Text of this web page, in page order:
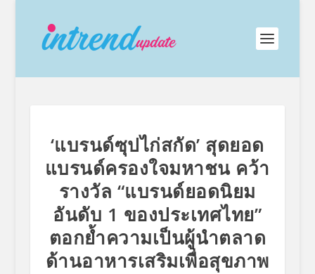
‘แบรนด์ซุปไก่สกัด’ สุดยอด
แบรนด์ครองใจมหาชน คว้า
รางวัล “แบรนด์ยอดนิยม
อันดับ 1 ของประเทศไทย”
ตอกย้ำความเป็นผู้นำตลาด
ด้านอาหารเสริมเพื่อสุขภาพ